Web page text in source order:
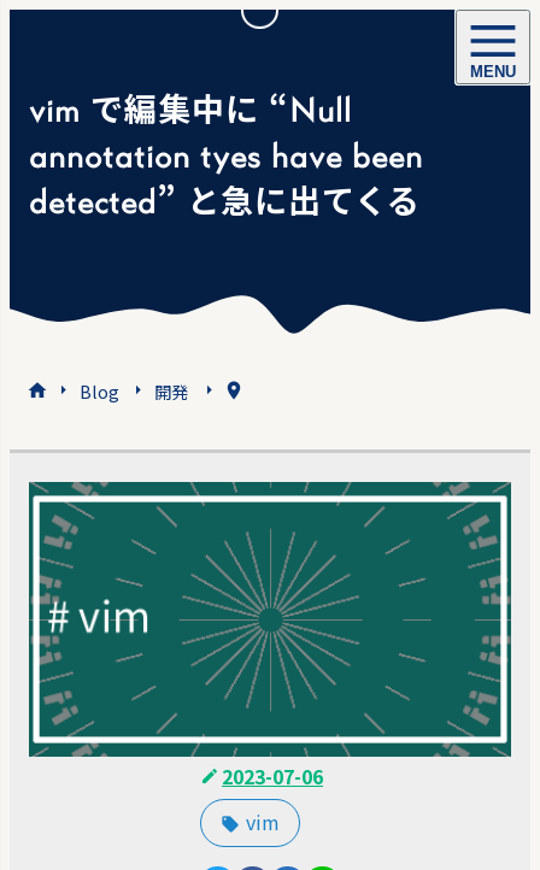
MENU
vim で編集中に “Null
annotation tyes have been
detected” と急に出てくる
home Blog 開発 location_on
2023-07-06
vim